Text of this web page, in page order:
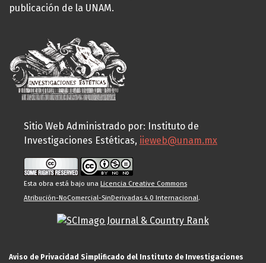
publicación de la UNAM.
Sitio Web Administrado por: Instituto de
Investigaciones Estéticas, iieweb@unam.mx
Esta obra está bajo una Licencia Creative Commons
Atribución-NoComercial-SinDerivadas 4.0 Internacional.
Aviso de Privacidad Simplificado del Instituto de Investigaciones